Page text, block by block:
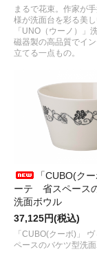
まるで花束。作家が
様が洗面台を彩る美
「UNO（ウーノ）」
磁器製の高品質でイ
立てる一点もの。
「CUBO(ク
ーテ 省スペース
洗面ボウル
37,125円(税込)
「CUBO(クーボ)」
ペースのバケツ型洗